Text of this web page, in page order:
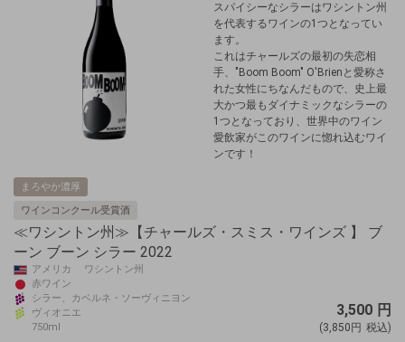
スパイシーなシラーはワシントン州
を代表するワインの1つとなってい
ます。
これはチャールズの最初の失恋相
手、"Boom Boom" O'Brienと愛称さ
れた女性にちなんだもので、史上最
大かつ最もダイナミックなシラーの
1つとなっており、世界中のワイン
愛飲家がこのワインに惚れ込むワイ
ンです！
まろやか濃厚
ワインコンクール受賞酒
≪ワシントン州≫【チャールズ・スミス・ワインズ 】 ブ
ーン ブーン シラー 2022
アメリカ ワシントン州
赤ワイン
シラー、カベルネ・ソーヴィニヨン
ヴィオニエ
750ml
3,500 円
(3,850円 税込)